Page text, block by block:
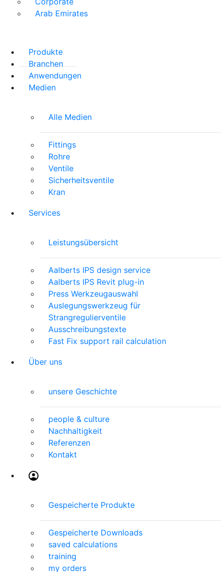
Arab Emirates
Produkte
Branchen
Anwendungen
Medien
Alle Medien
Fittings
Rohre
Ventile
Sicherheitsventile
Kran
Services
Leistungsübersicht
Aalberts IPS design service
Aalberts IPS Revit plug-in
Press Werkzeugauswahl
Auslegungswerkzeug für
Strangregulierventile
Ausschreibungstexte
Fast Fix support rail calculation
Über uns
unsere Geschichte
people & culture
Nachhaltigkeit
Referenzen
Kontakt
Gespeicherte Produkte
Gespeicherte Downloads
saved calculations
training
my orders